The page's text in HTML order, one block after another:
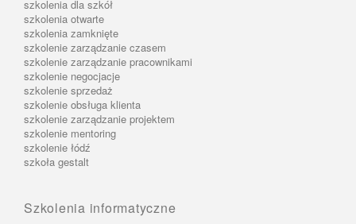
szkolenia dla szkół
szkolenia otwarte
szkolenia zamknięte
szkolenie zarządzanie czasem
szkolenie zarządzanie pracownikami
szkolenie negocjacje
szkolenie sprzedaż
szkolenie obsługa klienta
szkolenie zarządzanie projektem
szkolenie mentoring
szkolenie łódź
szkoła gestalt
Szkolenia informatyczne